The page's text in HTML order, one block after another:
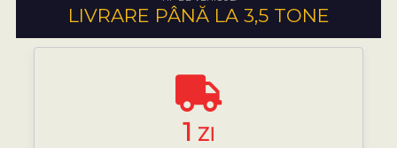
LIVRARE PÂNĂ LA 3,5 TONE
1 ZI